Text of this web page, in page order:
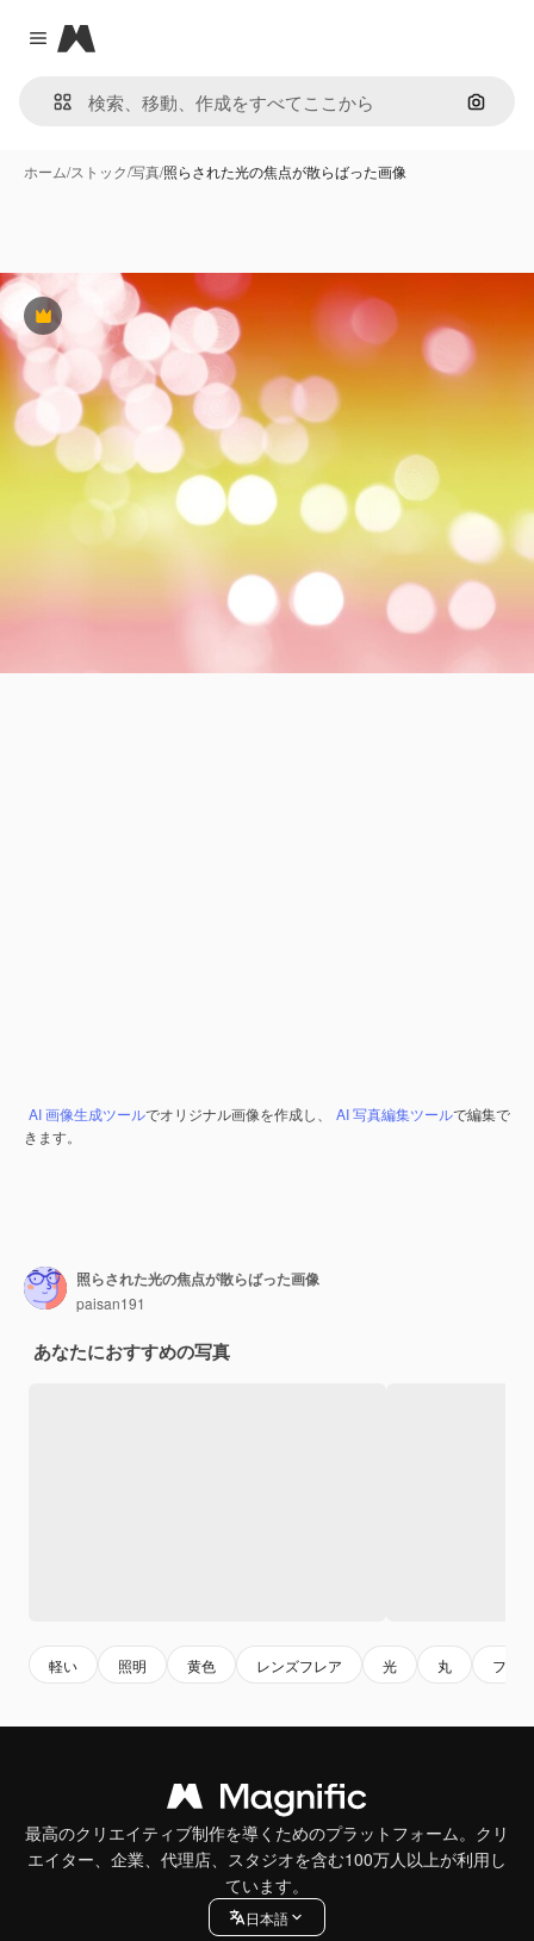
Close menu
Magnific
画像で
ホーム/ストック/写真/照らされた光の焦点が散らばった画像
Premium
AI 画像生成ツールでオリジナル画像を作成し、 AI 写真編集ツールで編集で
きます。
照らされた光の焦点が散らばった画像
paisan191
あなたにおすすめの写真
軽い 照明 黄色 レンズフレア 光 丸 フレア
最高のクリエイティブ制作を導くためのプラットフォーム。クリ
エイター、企業、代理店、スタジオを含む100万人以上が利用し
ています。
日本語